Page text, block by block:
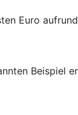
Euro
Beispiel